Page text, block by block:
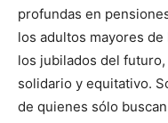
profundas en
los adultos mayores
los jubilados del
solidario y equitativo.
de quienes sólo